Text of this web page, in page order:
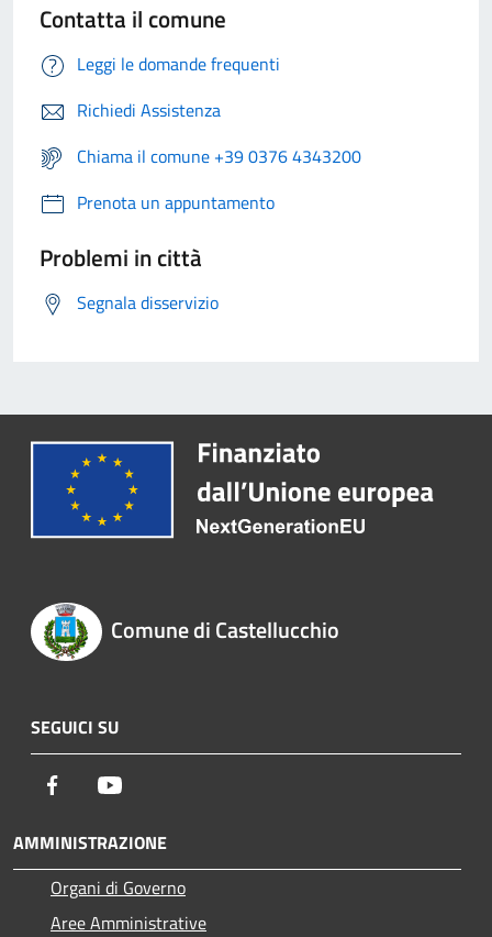
Contatta il comune
Leggi le domande frequenti
Richiedi Assistenza
Chiama il comune +39 0376 4343200
Prenota un appuntamento
Problemi in città
Segnala disservizio
Comune di Castellucchio
SEGUICI SU
Facebook
AMMINISTRAZIONE
Organi di Governo
Aree Amministrative